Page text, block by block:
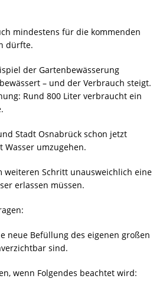
mindestens für die kommenden
dürfte.
der Gartenbewässerung
– und der Verbrauch steigt.
Rund 800 Liter verbraucht ein
Stadt Osnabrück schon jetzt
umzugehen.
weiteren Schritt unausweichlich eine
erlassen müssen.
neue Befüllung des eigenen großen
sind.
wenn Folgendes beachtet wird: